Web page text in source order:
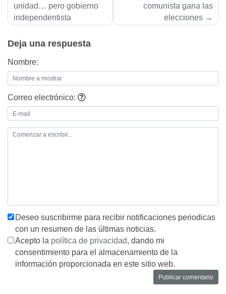
de
entradas
unidad… pero gobierno
independentista
comunista gana las
elecciones
Deja una respuesta
Nombre:
Correo electrónico:
Deseo suscribirme para recibir notificaciones periodicas
con un resumen de las últimas noticias.
Acepto la política de privacidad, dando mi
consentimiento para el almacenamiento de la
información proporcionada en este sitio web.